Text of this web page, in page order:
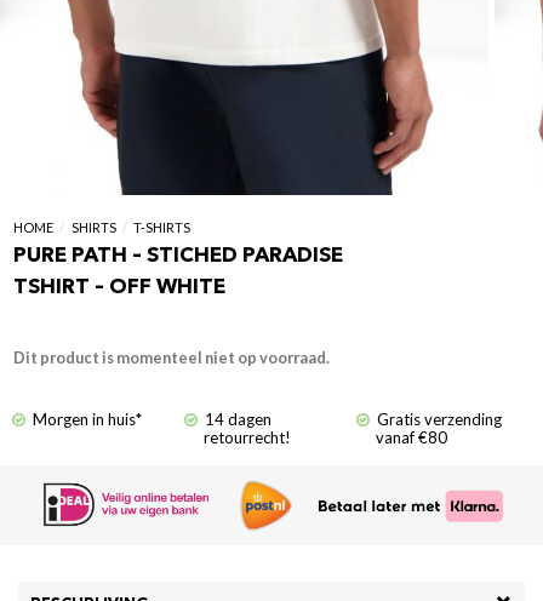
HOME / SHIRTS / T-SHIRTS
PURE PATH – STICHED PARADISE
TSHIRT – OFF WHITE
Dit product is momenteel niet op voorraad.
Morgen in huis*
14 dagen
retourrecht!
Gratis verzending
vanaf €80